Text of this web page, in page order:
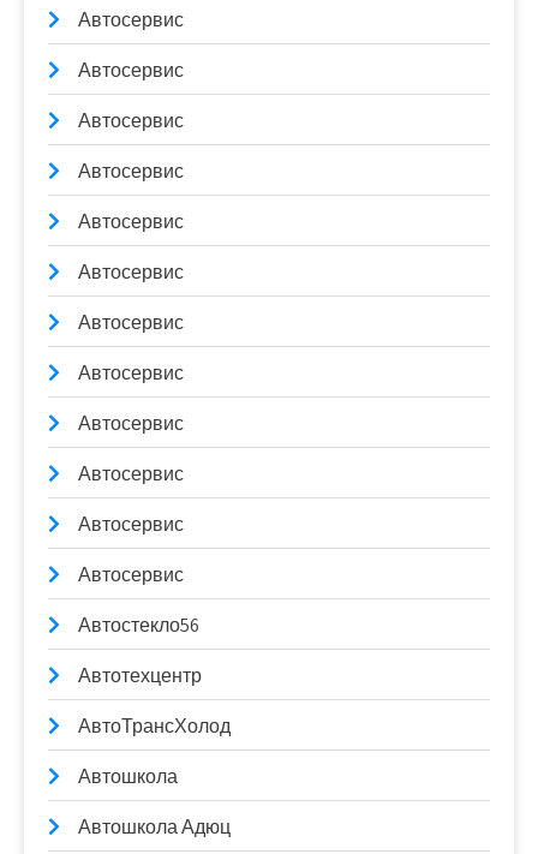
Автосервис
Автосервис
Автосервис
Автосервис
Автосервис
Автосервис
Автосервис
Автосервис
Автосервис
Автосервис
Автосервис
Автосервис
Автостекло56
Автотехцентр
АвтоТрансХолод
Автошкола
Автошкола Адюц